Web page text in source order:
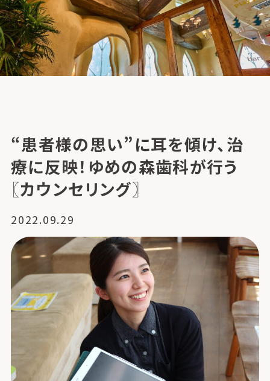
“患者様の思い”に耳を傾け、治
療に反映！ゆめの森歯科が行う
〖カウンセリング〗
2022.09.29